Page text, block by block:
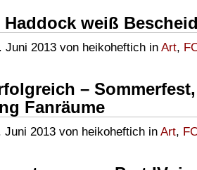
Haddock weiß
Juni 2013 von heikoheftich in Art,
–
Fanräume
Juni 2013 von heikoheftich in Art,